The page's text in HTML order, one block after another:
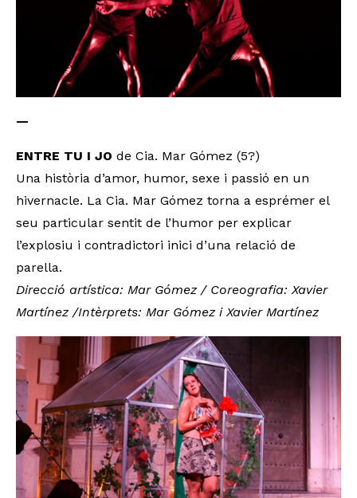
—
ENTRE TU I JO de Cia. Mar Gómez (5?)
Una història d’amor, humor, sexe i passió en un
hivernacle. La Cia. Mar Gómez torna a esprémer el
seu particular sentit de l’humor per explicar
l’explosiu i contradictori inici d’una relació de
parella.
Direcció artística: Mar Gómez / Coreografia: Xavier
Martínez /Intèrprets: Mar Gómez i Xavier Martínez